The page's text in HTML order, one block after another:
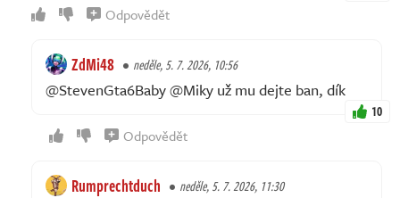
Odpovědět
ZdMi48 neděle, 5. 7. 2026, 10:56
@StevenGta6Baby @Miky už mu dejte ban, dík
10
Odpovědět
Rumprechtduch neděle, 5. 7. 2026, 11:30